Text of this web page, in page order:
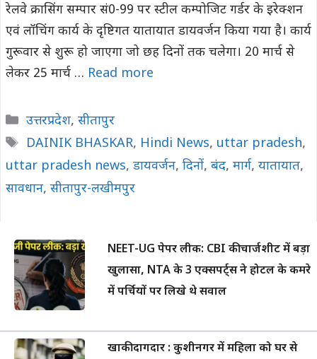
रेलवे क्रासिंग सम्पार सं0-99 पर स्टील कम्पोजिट गर्डर के इरेक्शन
एवं लॉचिंग कार्य के दृष्टिगत यातायात डायवर्जन किया गया है। कार्य
गुरूवार से शुरू हो जाएगा जो छह दिनों तक चलेगा। 20 मार्च से
लेकर 25 मार्च … Read more
Categories
उत्तरप्रदेश, सीतापुर
Tags
DAINIK BHASKAR, Hindi News, uttar pradesh,
uttar pradesh news, डायवर्जन, दिनों, बंद, मार्ग, यातायात,
सावधान, सीतापुर-लखीमपुर
NEET-UG पेपर लीक: CBI की चार्जशीट में बड़ा
खुलासा, NTA के 3 एक्सपर्ट्स ने होटल के कमरे
में पर्चियों पर लिखे थे सवाल
खाकी दागदार : कुशीनगर में महिला को घर से